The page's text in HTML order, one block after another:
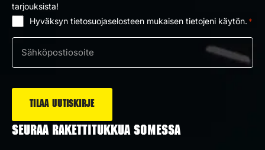
tarjouksista!
Hyväksyn tietosuojaselosteen mukaisen tietojeni käytön. *
Sähköposti
SEURAA RAKETTITUKKUA SOMESSA